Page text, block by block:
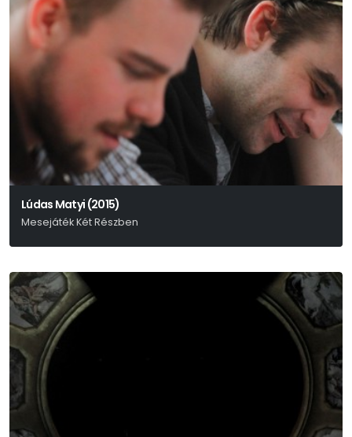
Lúdas Matyi (2015)
Mesejáték Két Részben